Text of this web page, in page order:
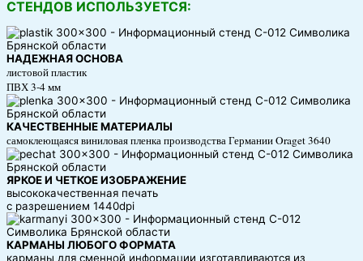
СТЕНДОВ ИСПОЛЬЗУЕТСЯ:
НАДЕЖНАЯ ОСНОВА
листовой пластик
ПВХ 3-4 мм
КАЧЕСТВЕННЫЕ МАТЕРИАЛЫ
самоклеющаяся виниловая пленка производства Германии Oraget 3640
ЯРКОЕ И ЧЕТКОЕ ИЗОБРАЖЕНИЕ
высококачественная печать
с разрешением 1440dpi
КАРМАНЫ ЛЮБОГО ФОРМАТА
карманы для сменной информации изготавливаются из